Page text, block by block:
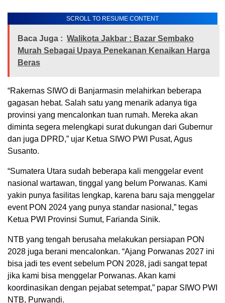
SCROLL TO RESUME CONTENT
Baca Juga : Walikota Jakbar : Bazar Sembako
Murah Sebagai Upaya Penekanan Kenaikan Harga
Beras
“Rakernas SIWO di Banjarmasin melahirkan beberapa
gagasan hebat. Salah satu yang menarik adanya tiga
provinsi yang mencalonkan tuan rumah. Mereka akan
diminta segera melengkapi surat dukungan dari Gubernur
dan juga DPRD,” ujar Ketua SIWO PWI Pusat, Agus
Susanto.
“Sumatera Utara sudah beberapa kali menggelar event
nasional wartawan, tinggal yang belum Porwanas. Kami
yakin punya fasilitas lengkap, karena baru saja menggelar
event PON 2024 yang punya standar nasional,” tegas
Ketua PWI Provinsi Sumut, Farianda Sinik.
NTB yang tengah berusaha melakukan persiapan PON
2028 juga berani mencalonkan. “Ajang Porwanas 2027 ini
bisa jadi tes event sebelum PON 2028, jadi sangat tepat
jika kami bisa menggelar Porwanas. Akan kami
koordinasikan dengan pejabat setempat,” papar SIWO PWI
NTB, Purwandi.